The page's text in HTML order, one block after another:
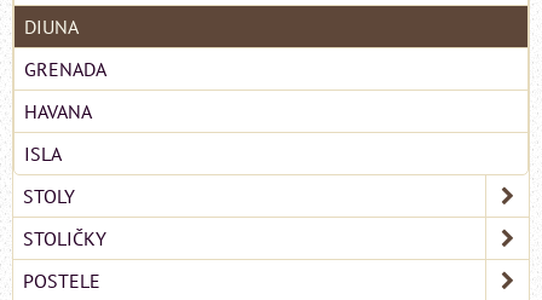
DIUNA
GRENADA
HAVANA
ISLA
STOLY
STOLIČKY
POSTELE